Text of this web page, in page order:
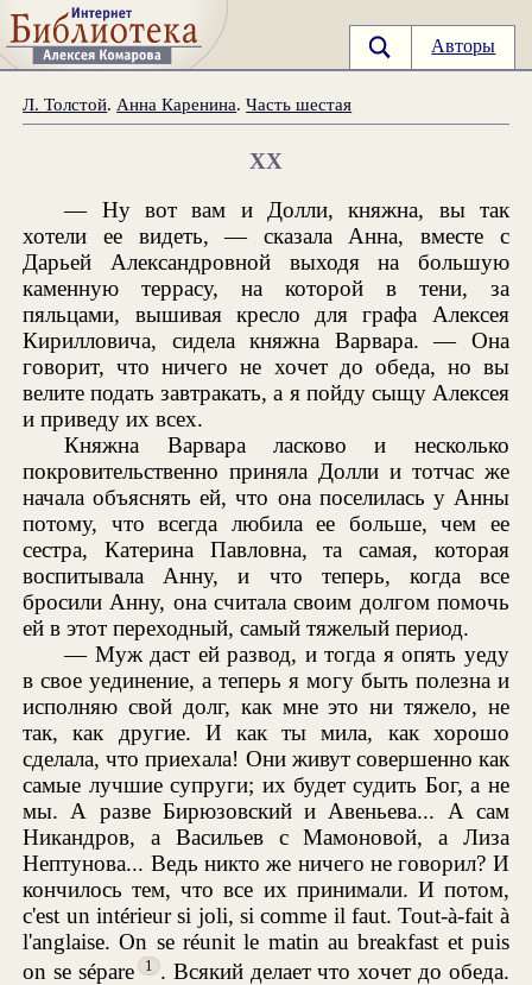
Авторы
Л. Толстой. Анна Каренина.Часть шестая
XX
— Ну вот вам и Долли, княжна, вы так
хотели ее видеть, — сказала Анна, вместе с
Дарьей Александровной выходя на большую
каменную террасу, на которой в тени, за
пяльцами, вышивая кресло для графа Алексея
Кирилловича, сидела княжна Варвара. — Она
говорит, что ничего не хочет до обеда, но вы
велите подать завтракать, а я пойду сыщу Алексея
и приведу их всех.
Княжна Варвара ласково и несколько
покровительственно приняла Долли и тотчас же
начала объяснять ей, что она поселилась у Анны
потому, что всегда любила ее больше, чем ее
сестра, Катерина Павловна, та самая, которая
воспитывала Анну, и что теперь, когда все
бросили Анну, она считала своим долгом помочь
ей в этот переходный, самый тяжелый период.
— Муж даст ей развод, и тогда я опять уеду
в свое уединение, а теперь я могу быть полезна и
исполняю свой долг, как мне это ни тяжело, не
так, как другие. И как ты мила, как хорошо
сделала, что приехала! Они живут совершенно как
самые лучшие супруги; их будет судить Бог, а не
мы. А разве Бирюзовский и Авеньева... А сам
Никандров, а Васильев с Мамоновой, а Лиза
Нептунова... Ведь никто же ничего не говорил? И
кончилось тем, что все их принимали. И потом,
c'est un intérieur si joli, si comme il faut. Tout-à-fait à
l'anglaise. On se réunit le matin au breakfast et puis
on se sépare
1 . Всякий делает что хочет до обеда.